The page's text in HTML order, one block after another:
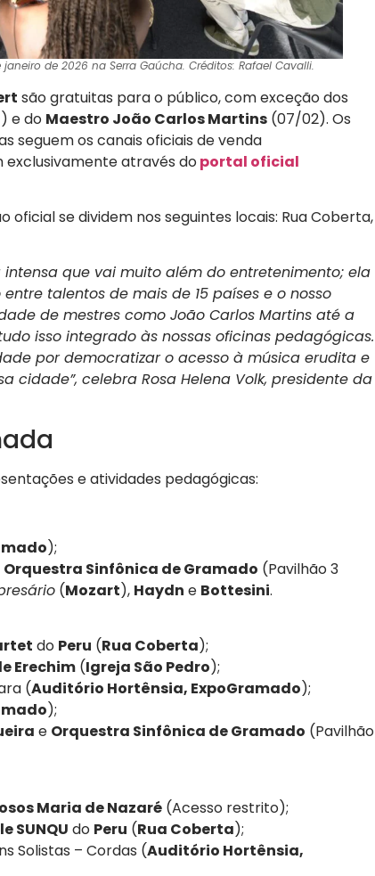
de 2026 na Serra Gaúcha. Créditos: Rafael Cavalli.
são gratuitas para o público, com exceção dos
e do Maestro João Carlos Martins(07/02). Os
seguem os canais oficiais de venda
exclusivamente através doportal oficial
se dividem nos seguintes locais: Rua Coberta,
intensa que vai muito além do entretenimento; ela
talentos de mais de 15 países e o nosso
de mestres como João Carlos Martins até a
isso integrado às nossas oficinas pedagógicas.
por democratizar o acesso à música erudita e
cidade”, celebra Rosa Helena Volk, presidente da
e atividades pedagógicas:
);
Orquestra Sinfônica de Gramado (Pavilhão 3
(Mozart), Haydn e Bottesini.
do Peru (Rua Coberta);
Erechim(Igreja São Pedro);
(Auditório Hortênsia, ExpoGramado);
);
e Orquestra Sinfônica de Gramado (Pavilhão
Maria de Nazaré(Acesso restrito);
SUNQU do Peru (Rua Coberta);
Solistas – Cordas (Auditório Hortênsia,